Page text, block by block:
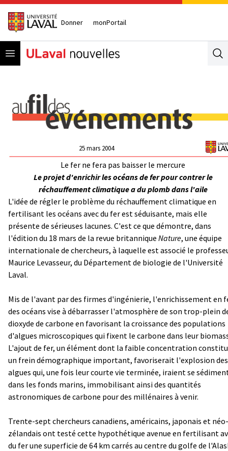
Donner monPortail
Open menu
25 mars 2004
Le fer ne fera pas baisser le mercure
Le projet d'enrichir les océans de fer pour contrer le
réchauffement climatique a du plomb dans l'aile
L'idée de régler le problème du réchauffement climatique en
fertilisant les océans avec du fer est séduisante, mais elle
présente de sérieuses lacunes. C'est ce que démontre, dans
l'édition du 18 mars de la revue britannique Nature, une équipe
internationale de chercheurs, à laquelle est associé le
Maurice Levasseur, du Département de biologie de l'Université
Laval.
Mis de l'avant par des firmes d'ingénierie, l'enrichissement en
des océans vise à débarrasser l'atmosphère de son trop-plein
dioxyde de carbone en favorisant la croissance des populations
d'algues microscopiques qui fixent le carbone dans leur
L'ajout de fer, un élément dont la faible concentration
un frein démographique important, favoriserait l'explosion des
algues qui, une fois leur courte vie terminée, iraient se
dans les fonds marins, immobilisant ainsi des quantités
astronomiques de carbone pour des millénaires à venir.
Trente-sept chercheurs canadiens, américains, japonais et néo-
zélandais ont testé cette hypothétique avenue en fertilisant
du fer une superficie de 64 km carrés au centre du golfe de